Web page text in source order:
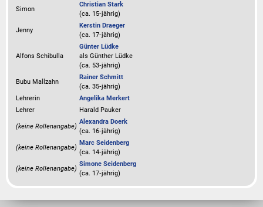
Simon
Christian Stark
(ca. 15‑jährig)
Jenny
Kerstin Draeger
(ca. 17‑jährig)
Alfons Schibulla
Günter Lüdke
als Günther Lüdke
(ca. 53‑jährig)
Bubu Mallzahn
Rainer Schmitt
(ca. 35‑jährig)
Lehrerin
Angelika Merkert
Lehrer
Harald Pauker
(keine Rollenangabe)
Alexandra Doerk
(ca. 16‑jährig)
(keine Rollenangabe)
Marc Seidenberg
(ca. 14‑jährig)
(keine Rollenangabe)
Simone Seidenberg
(ca. 17‑jährig)